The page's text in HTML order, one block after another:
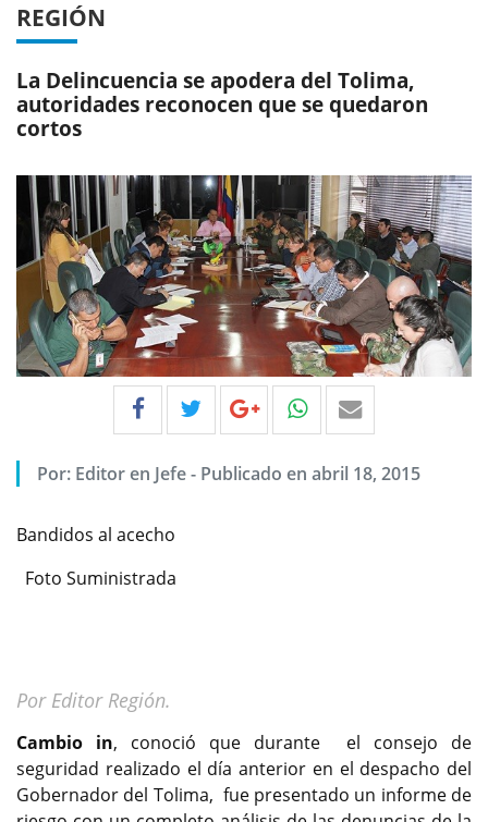
REGIÓN
La Delincuencia se apodera del Tolima,
autoridades reconocen que se quedaron
cortos
Por: Editor en Jefe- Publicado en abril 18, 2015
Bandidos al acecho
Foto Suministrada
Por Editor Región.
Cambio in, conoció que durante el consejo de
seguridad realizado el día anterior en el despacho del
Gobernador del Tolima, fue presentado un informe de